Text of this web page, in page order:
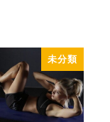
未分類